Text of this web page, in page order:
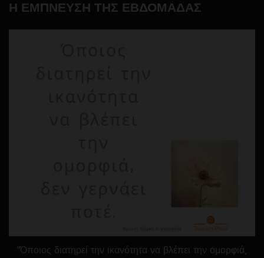
Η ΕΜΠΝΕΥΣΗ ΤΗΣ ΕΒΔΟΜΑΔΑΣ
"Όποιος διατηρεί την ικανότητα να βλέπει την ομορφιά,